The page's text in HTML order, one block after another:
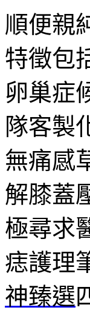
順便親
特徵包
卵巢症
隊客製
無痛感
解膝蓋
極尋求
痣護理
神臻選